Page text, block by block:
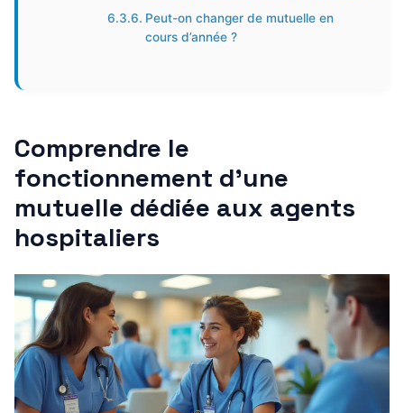
Peut-on changer de mutuelle en
cours d’année ?
Comprendre le
fonctionnement d’une
mutuelle dédiée aux agents
hospitaliers